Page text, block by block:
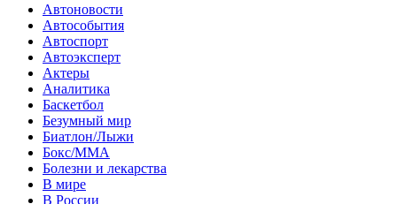
Автоновости
Автособытия
Автоспорт
Автоэксперт
Актеры
Аналитика
Баскетбол
Безумный мир
Биатлон/Лыжи
Бокс/MMA
Болезни и лекарства
В мире
В России